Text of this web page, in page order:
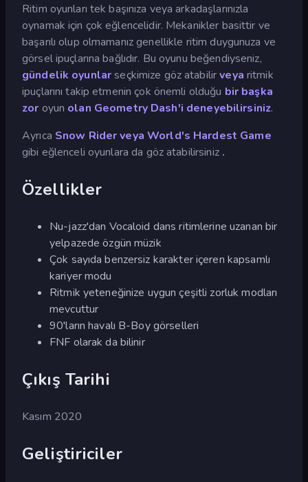
Ritim oyunları tek başınıza veya arkadaşlarınızla
oynamak için çok eğlencelidir. Mekanikler basittir ve
başarılı olup olmamanız genellikle ritim duygunuza ve
görsel ipuçlarına bağlıdır. Bu oyunu beğendiyseniz,
gündelik oyunlarseçkimize göz atabilirveya ritmik
ipuçlarını takip etmenin çok önemli olduğu bir başka
zor oyun olan Geometry Dash'i deneyebilirsiniz.
Ayrıca Snow Rider veya World's Hardest Game
gibi eğlenceli oyunlara da göz atabilirsiniz .
Özellikler
Nu-jazz'dan Vocaloid dans ritimlerine uzanan bir
yelpazede özgün müzik
Çok sayıda benzersiz karakter içeren kapsamlı
kariyer modu
Ritmik yeteneğinize uygun çeşitli zorluk modları
mevcuttur
90'ların havalı B-Boy görselleri
FNF olarak da bilinir
Çıkış Tarihi
Kasım 2020
Geliştiriciler